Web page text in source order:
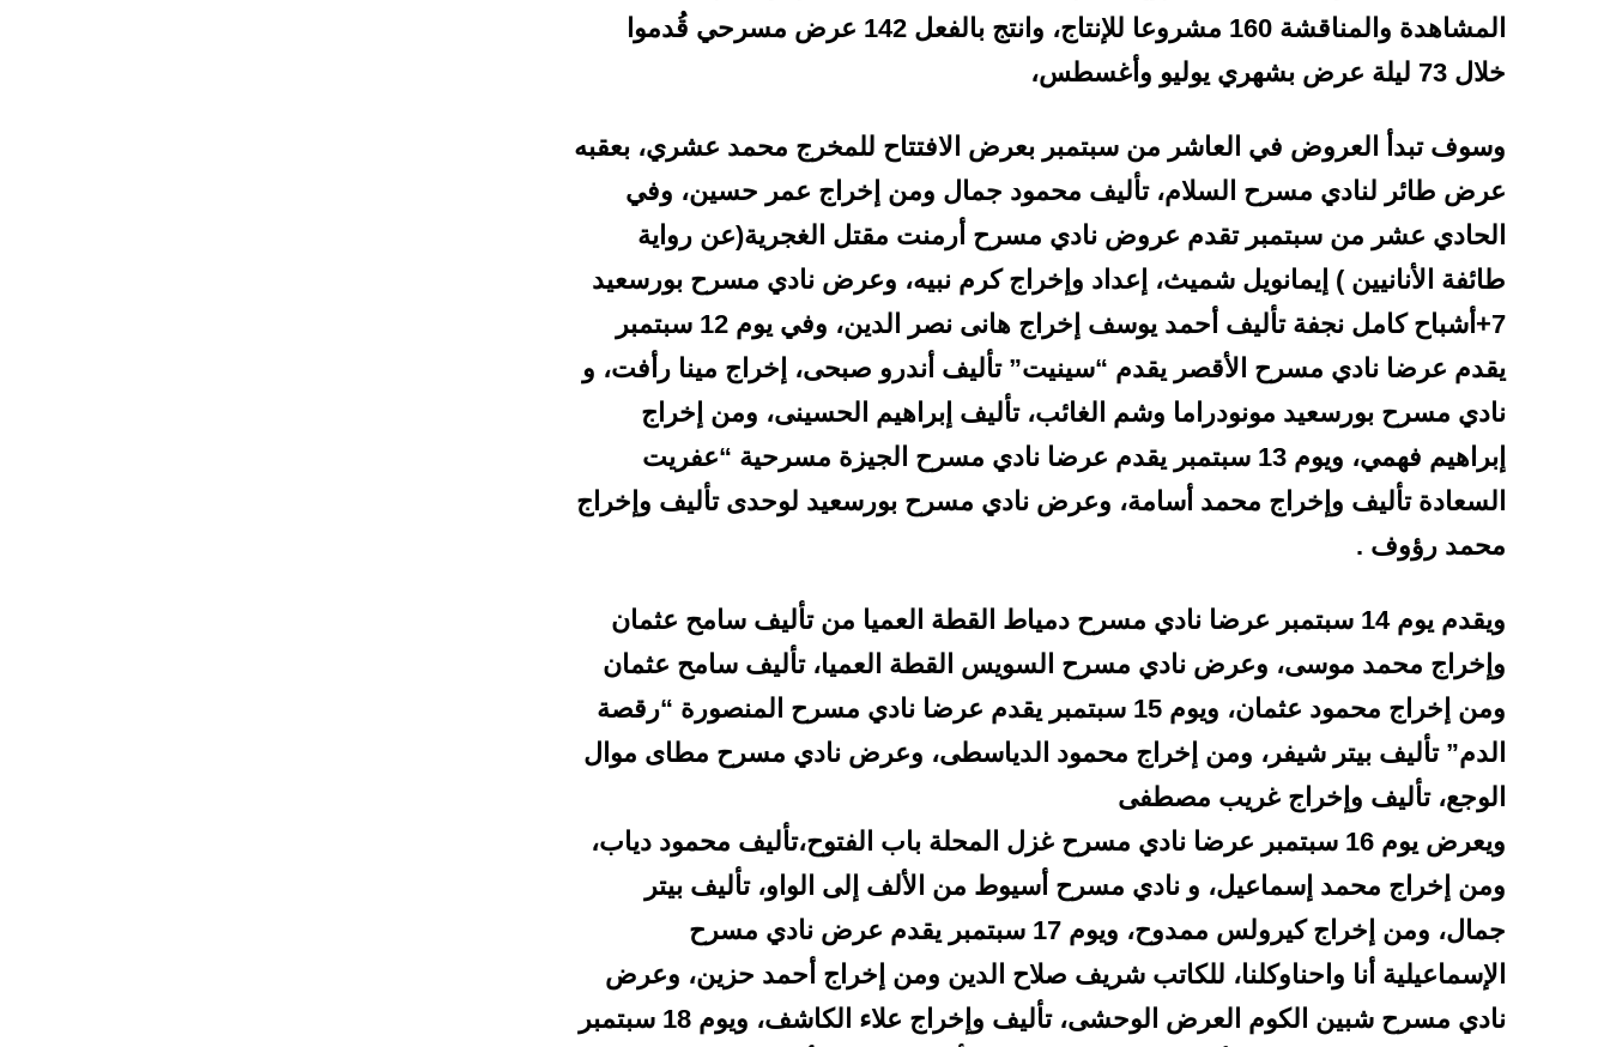
المشاهدة والمناقشة 160 مشروعا للإنتاج، وانتج بالفعل 142 عرض مسرحي قُدموا
خلال 73 ليلة عرض بشهري يوليو وأغسطس،
وسوف تبدأ العروض في العاشر من سبتمبر بعرض الافتتاح للمخرج محمد عشري، بعقبه
عرض طائر لنادي مسرح السلام، تأليف محمود جمال ومن إخراج عمر حسين، وفي
الحادي عشر من سبتمبر تقدم عروض نادي مسرح أرمنت مقتل الغجرية(عن رواية
طائفة الأنانيين ) إيمانويل شميث، إعداد وإخراج كرم نبيه، وعرض نادي مسرح بورسعيد
7+أشباح كامل نجفة تأليف أحمد يوسف إخراج هانى نصر الدين، وفي يوم 12 سبتمبر
يقدم عرضا نادي مسرح الأقصر يقدم “سينيت” تأليف أندرو صبحى، إخراج مينا رأفت، و
نادي مسرح بورسعيد مونودراما وشم الغائب، تأليف إبراهيم الحسينى، ومن إخراج
إبراهيم فهمي، ويوم 13 سبتمبر يقدم عرضا نادي مسرح الجيزة مسرحية “عفريت
السعادة تأليف وإخراج محمد أسامة، وعرض نادي مسرح بورسعيد لوحدى تأليف وإخراج
محمد رؤوف .
ويقدم يوم 14 سبتمبر عرضا نادي مسرح دمياط القطة العميا من تأليف سامح عثمان
وإخراج محمد موسى، وعرض نادي مسرح السويس القطة العميا، تأليف سامح عثمان
ومن إخراج محمود عثمان، ويوم 15 سبتمبر يقدم عرضا نادي مسرح المنصورة “رقصة
الدم” تأليف بيتر شيفر، ومن إخراج محمود الدياسطى، وعرض نادي مسرح مطاى موال
الوجع، تأليف وإخراج غريب مصطفى
ويعرض يوم 16 سبتمبر عرضا نادي مسرح غزل المحلة باب الفتوح،تأليف محمود دياب،
ومن إخراج محمد إسماعيل، و نادي مسرح أسيوط من الألف إلى الواو، تأليف بيتر
جمال، ومن إخراج كيرولس ممدوح، ويوم 17 سبتمبر يقدم عرض نادي مسرح
الإسماعيلية أنا واحناوكلنا، للكاتب شريف صلاح الدين ومن إخراج أحمد حزين، وعرض
نادي مسرح شبين الكوم العرض الوحشى، تأليف وإخراج علاء الكاشف، ويوم 18 سبتمبر